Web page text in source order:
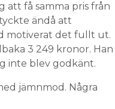
att få samma pris från
ändå att
motiverat det fullt ut.
3 249 kronor. Han
inte blev godkänt.
jämnmod. Några